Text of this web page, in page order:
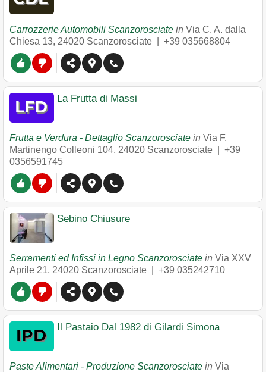
Carrozzerie Automobili Scanzorosciate in Via C. A. dalla
Chiesa 13, 24020 Scanzorosciate +39 035668804
La Frutta di Massi
Frutta e Verdura - Dettaglio Scanzorosciate in Via F.
Martinengo Colleoni 104, 24020 Scanzorosciate
+39
0356591745
Sebino Chiusure
Serramenti ed Infissi in Legno Scanzorosciate in Via XXV
Aprile 21, 24020 Scanzorosciate +39 035242710
Il Pastaio Dal 1982 di Gilardi Simona
Paste Alimentari - Produzione Scanzorosciate in Via